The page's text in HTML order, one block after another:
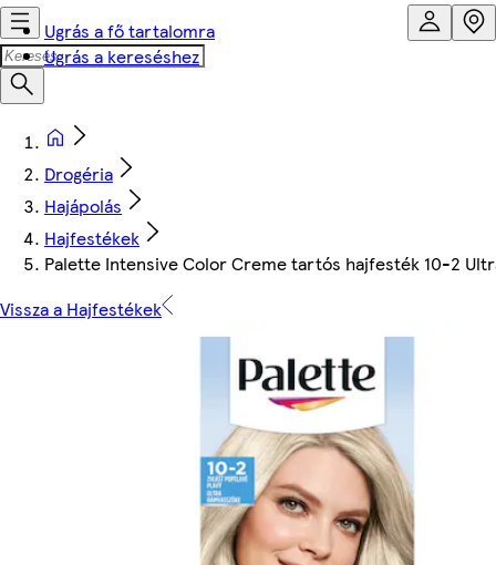
Ugrás a fő tartalomra
Ugrás a kereséshez
Drogéria
Hajápolás
Hajfestékek
Palette Intensive Color Creme tartós hajfesték 10-2
Vissza a Hajfestékek